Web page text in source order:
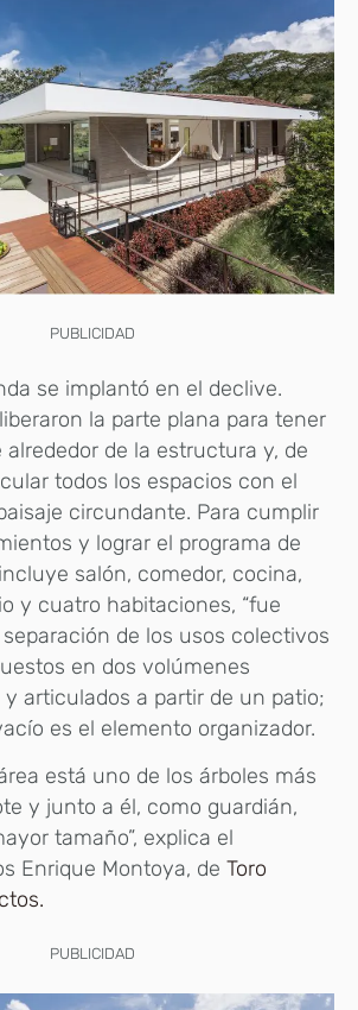
PUBLICIDAD
se implantó en el declive.
la parte plana para tener
de la estructura y, de
todos los espacios con el
circundante. Para cumplir
y lograr el programa de
salón, comedor, cocina,
y cuatro habitaciones, “fue
de los usos colectivos
en dos volúmenes
articulados a partir de un patio;
es el elemento organizador.
está uno de los árboles más
y junto a él, como guardián,
tamaño”, explica el
Enrique Montoya, de Toro
PUBLICIDAD